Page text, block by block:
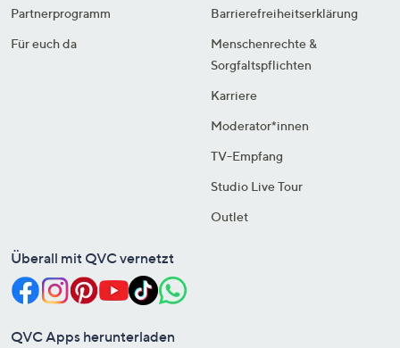
Partnerprogramm
Für euch da
Barrierefreiheitserklärung
Menschenrechte &
Sorgfaltspflichten
Karriere
Moderator*innen
TV-Empfang
Studio Live Tour
Outlet
Überall mit QVC vernetzt
QVC Apps herunterladen